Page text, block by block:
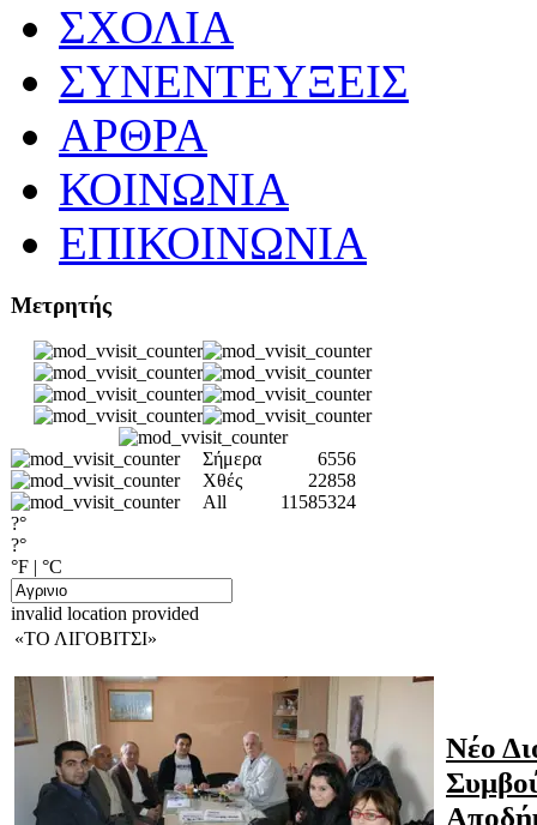
ΣΧΟΛΙΑ
ΣΥΝΕΝΤΕΥΞΕΙΣ
ΑΡΘΡΑ
ΚΟΙΝΩΝΙΑ
ΕΠΙΚΟΙΝΩΝΙΑ
Μετρητής
Σήμερα
6556
Χθές
22858
All
11585324
?°
?°
°F | °C
invalid location provided
«ΤΟ ΛΙΓΟΒΙΤΣΙ»
Νέο